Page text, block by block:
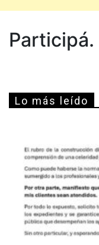
Participá.
Lo más leído